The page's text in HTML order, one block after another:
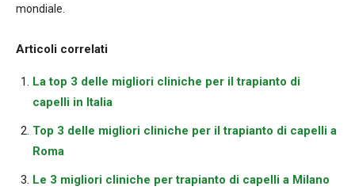
mondiale.
Articoli correlati
La top 3 delle migliori cliniche per il trapianto di
capelli in Italia
Top 3 delle migliori cliniche per il trapianto di capelli a
Roma
Le 3 migliori cliniche per trapianto di capelli a Milano